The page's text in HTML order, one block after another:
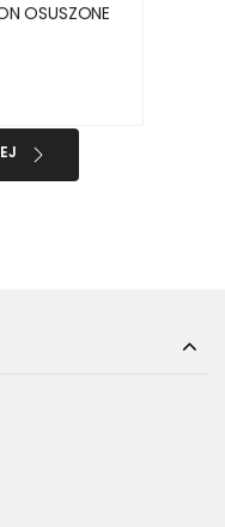
OSUSZONE